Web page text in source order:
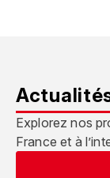
Explorez nos
France et à